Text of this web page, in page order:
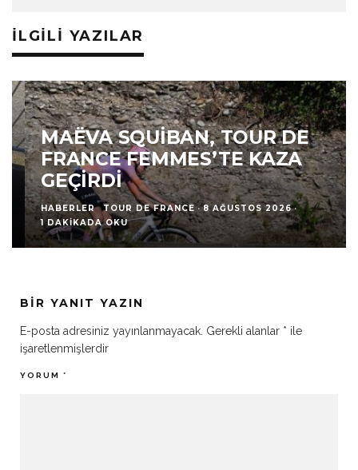
İLGILI YAZILAR
MAËVA SQUIBAN, TOUR DE
FRANCE FEMMES’TE KAZA
GEÇIRDI
HABERLER TOUR DE FRANCE · 8 AĞUSTOS 2026 ·
1 DAKIKADA OKU
BIR YANIT YAZIN
E-posta adresiniz yayınlanmayacak. Gerekli alanlar * ile
işaretlenmişlerdir
YORUM *